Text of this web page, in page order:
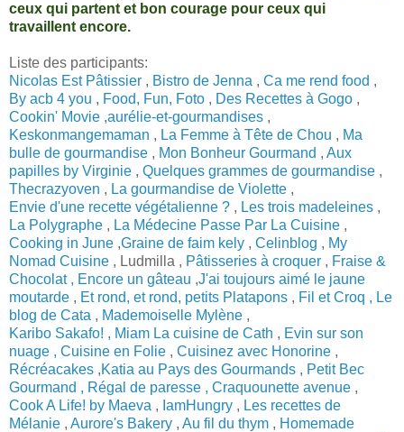
ceux qui partent et bon courage pour ceux qui
travaillent encore.
Liste des participants:
Nicolas Est Pâtissier , Bistro de Jenna , Ca me rend food ,
By acb 4 you , Food, Fun, Foto , Des Recettes à Gogo ,
Cookin' Movie ,aurélie-et-gourmandises ,
Keskonmangemaman , La Femme à Tête de Chou , Ma
bulle de gourmandise , Mon Bonheur Gourmand , Aux
papilles by Virginie , Quelques grammes de gourmandise ,
Thecrazyoven , La gourmandise de Violette ,
Envie d'une recette végétalienne ? , Les trois madeleines ,
La Polygraphe , La Médecine Passe Par La Cuisine ,
Cooking in June ,Graine de faim kely , Celinblog , My
Nomad Cuisine , Ludmilla , Pâtisseries à croquer , Fraise &
Chocolat , Encore un gâteau ,J'ai toujours aimé le jaune
moutarde , Et rond, et rond, petits Platapons , Fil et Croq , Le
blog de Cata , Mademoiselle Mylène ,
Karibo Sakafo! , Miam La cuisine de Cath , Evin sur son
nuage , Cuisine en Folie , Cuisinez avec Honorine ,
Récréacakes ,Katia au Pays des Gourmands , Petit Bec
Gourmand , Régal de paresse , Craquounette avenue ,
Cook A Life! by Maeva , IamHungry , Les recettes de
Mélanie , Aurore's Bakery , Au fil du thym , Homemade